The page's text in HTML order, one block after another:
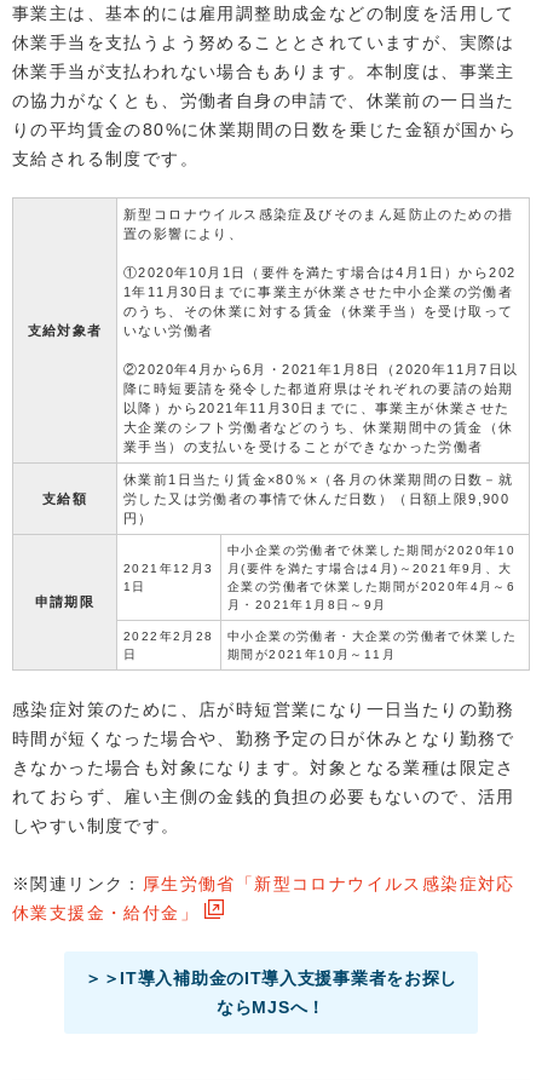
事業主は、基本的には雇用調整助成金などの制度を活用して
休業手当を支払うよう努めることとされていますが、実際は
休業手当が支払われない場合もあります。本制度は、事業主
の協力がなくとも、労働者自身の申請で、休業前の一日当た
りの平均賃金の80%に休業期間の日数を乗じた金額が国から
支給される制度です。
支給対象者
新型コロナウイルス感染症及びそのまん延防止のための措
置の影響により、
①2020年10月1日（要件を満たす場合は4月1日）から202
1年11月30日までに事業主が休業させた中小企業の労働者
のうち、その休業に対する賃金（休業手当）を受け取って
いない労働者
②2020年4月から6月・2021年1月8日（2020年11月7日以
降に時短要請を発令した都道府県はそれぞれの要請の始期
以降）から2021年11月30日までに、事業主が休業させた
大企業のシフト労働者などのうち、休業期間中の賃金（休
業手当）の支払いを受けることができなかった労働者
支給額
休業前1日当たり賃金×80％×（各月の休業期間の日数－就
労した又は労働者の事情で休んだ日数）（日額上限9,900
円）
申請期限
2021年12月3
1日
中小企業の労働者で休業した期間が2020年10
月(要件を満たす場合は4月)～2021年9月、大
企業の労働者で休業した期間が2020年4月～6
月・2021年1月8日～9月
2022年2月28
日
中小企業の労働者・大企業の労働者で休業した
期間が2021年10月～11月
感染症対策のために、店が時短営業になり一日当たりの勤務
時間が短くなった場合や、勤務予定の日が休みとなり勤務で
きなかった場合も対象になります。対象となる業種は限定さ
れておらず、雇い主側の金銭的負担の必要もないので、活用
しやすい制度です。
※関連リンク：
厚生労働省「新型コロナウイルス感染症対応
休業支援金・給付金」
＞＞IT導入補助金のIT導入支援事業者をお探し
ならMJSへ！